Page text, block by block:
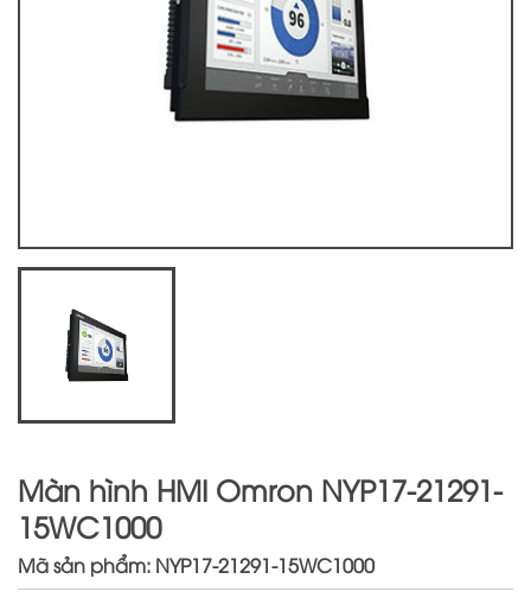
Màn hình HMI Omron NYP17-21291-
15WC1000
Mã sản phẩm: NYP17-21291-15WC1000